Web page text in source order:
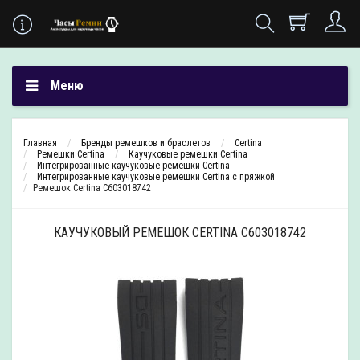
Меню
Главная Бренды ремешков и браслетов
Certina
Ремешки Certina
Каучуковые ремешки Certina
Интегрированные каучуковые ремешки Certina
Интегрированные каучуковые ремешки Certina с пряжкой
Ремешок Certina C603018742
КАУЧУКОВЫЙ РЕМЕШОК CERTINA C603018742